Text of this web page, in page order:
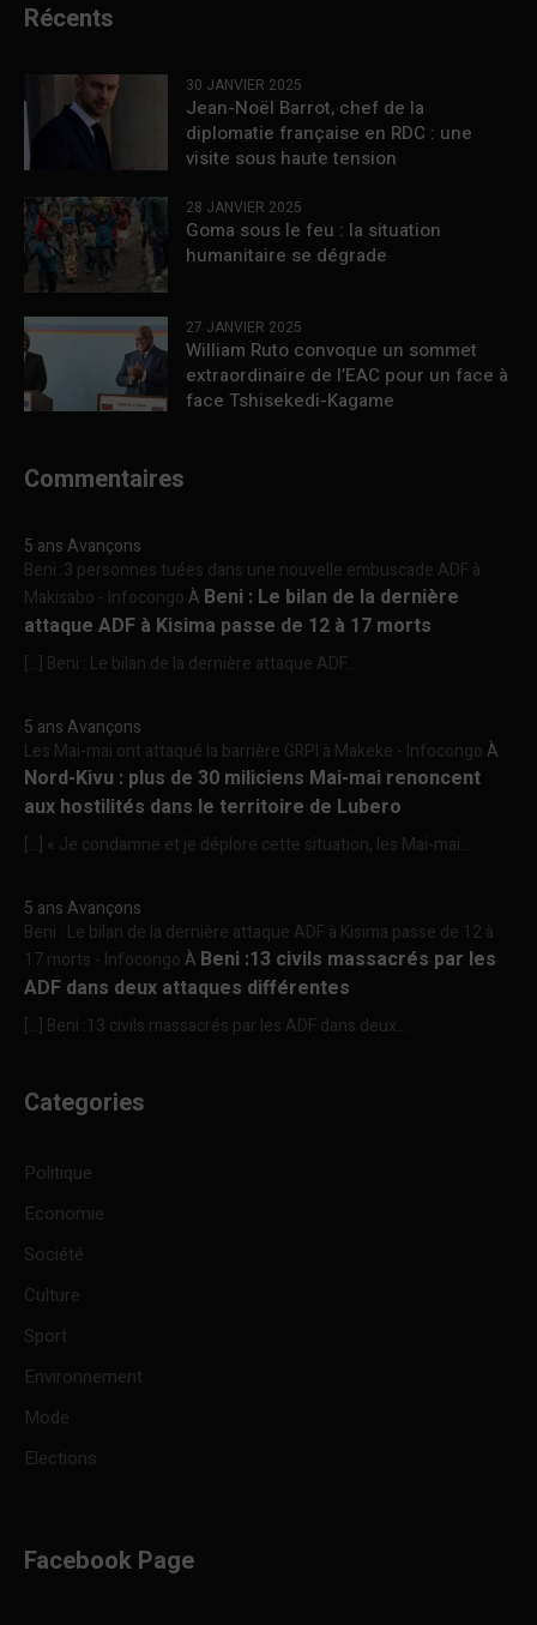
Récents
30 JANVIER 2025
Jean-Noël Barrot, chef de la
diplomatie française en RDC : une
visite sous haute tension
28 JANVIER 2025
Goma sous le feu : la situation
humanitaire se dégrade
27 JANVIER 2025
William Ruto convoque un sommet
extraordinaire de l’EAC pour un face à
face Tshisekedi-Kagame
Commentaires
5 ans Avançons
Beni :3 personnes tuées dans une nouvelle embuscade ADF à
Makisabo - InfocongoÀ Beni : Le bilan de la dernière
attaque ADF à Kisima passe de 12 à 17 morts
[…] Beni : Le bilan de la dernière attaque ADF...
5 ans Avançons
Les Mai-mai ont attaqué la barrière GRPI à Makeke - InfocongoÀ
Nord-Kivu : plus de 30 miliciens Mai-mai renoncent
aux hostilités dans le territoire de Lubero
[…] « Je condamne et je déplore cette situation, les Mai-mai...
5 ans Avançons
Beni : Le bilan de la dernière attaque ADF à Kisima passe de 12 à
17 morts - InfocongoÀ Beni :13 civils massacrés par les
ADF dans deux attaques différentes
[…] Beni :13 civils massacrés par les ADF dans deux...
Categories
Politique
Economie
Société
Culture
Sport
Environnement
Mode
Elections
Facebook Page